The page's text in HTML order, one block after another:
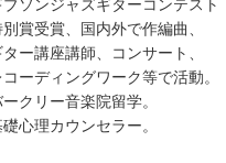
ブソンジャズギターコンテスト
賞受賞、国内外で作編曲、
ター講座講師、コンサート、
コーディングワーク等で活動。
クリー音楽院留学。
心理カウンセラー。